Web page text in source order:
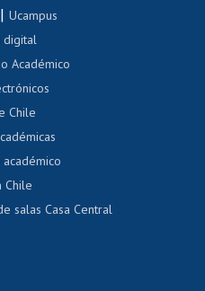
español
|Ucampus
digital
Académico
Chile
Chile
salas Casa Central